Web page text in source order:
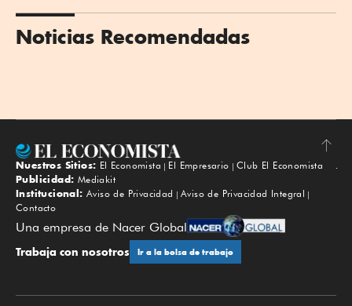
Noticias Recomendadas
Subir
Nuestros Sitios: El Economista El Empresario
Club El Economista
Publicidad: Mediakit
Institucional: Aviso de Privacidad
Aviso de Privacidad Integral
Contacto
Una empresa de Nacer Global
Trabaja con nosotros Ir a la bolsa de trabajo